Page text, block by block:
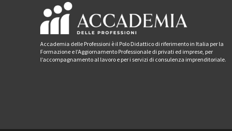
Accademia delle Professioni è il Polo Didattico di riferimento in Italia per la
Formazione e l’Aggiornamento Professionale di privati ed imprese, per
l’accompagnamento al lavoro e per i servizi di consulenza imprenditoriale.